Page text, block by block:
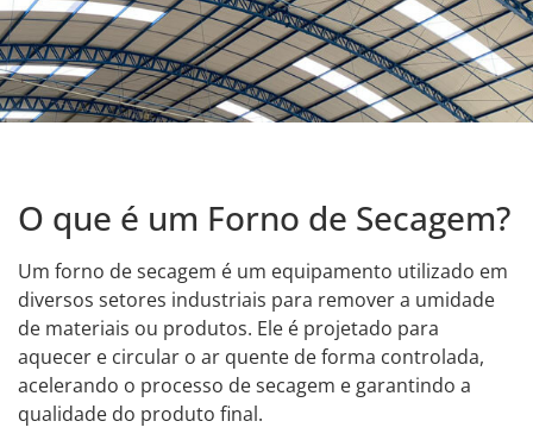
O que é um Forno de Secagem?
Um forno de secagem é um equipamento utilizado em
diversos setores industriais para remover a umidade
de materiais ou produtos. Ele é projetado para
aquecer e circular o ar quente de forma controlada,
acelerando o processo de secagem e garantindo a
qualidade do produto final.